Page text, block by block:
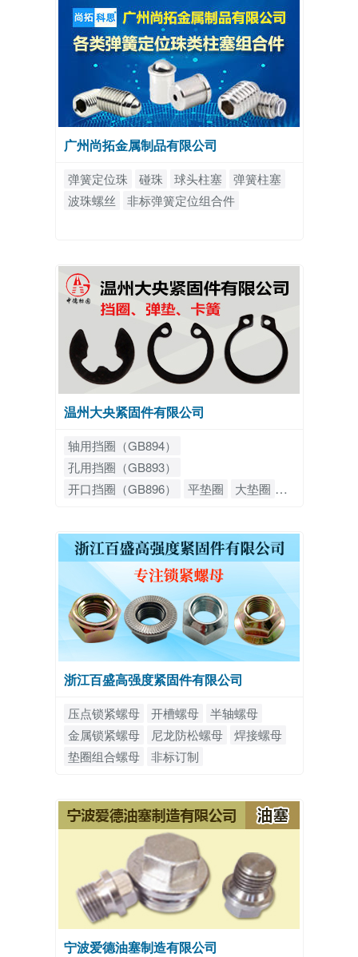
广州尚拓金属制品有限公司
弹簧定位珠 碰珠 球头柱塞
弹簧柱塞
波珠螺丝
非标弹簧定位组合件
温州大央紧固件有限公司
轴用挡圈（GB894）
孔用挡圈（GB893）
开口挡圈（GB896）
平垫圈
大垫圈
外多齿垫圈
波形垫圈
锥形垫圈
鞍型垫圈
三波形垫片 六角螺母 螺栓
浙江百盛高强度紧固件有限公司
压点锁紧螺母 开槽螺母
半轴螺母
金属锁紧螺母
尼龙防松螺母
焊接螺母
垫圈组合螺母
非标订制
宁波爱德油塞制造有限公司